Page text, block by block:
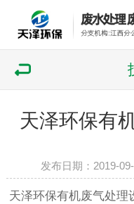
天泽环保有
发布日期：2019-
天泽环保有机废气处理